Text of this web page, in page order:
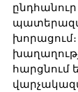
ընդհանուր
հարցնում